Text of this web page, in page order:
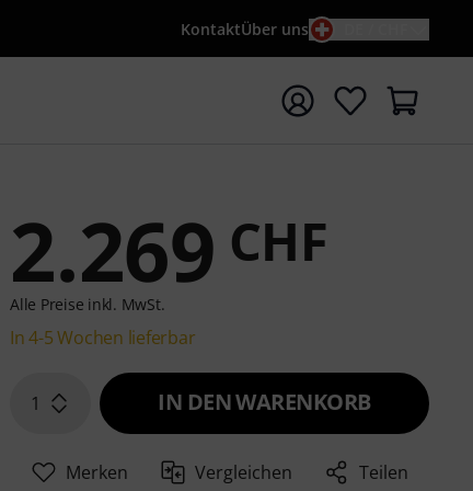
KontaktÜber uns
Suchwort {searchTerm} starten
2.269 CHF
Alle Preise inkl. MwSt.
In 4-5 Wochen lieferbar
1 IN DEN WARENKORB
Merken Vergleichen Teilen